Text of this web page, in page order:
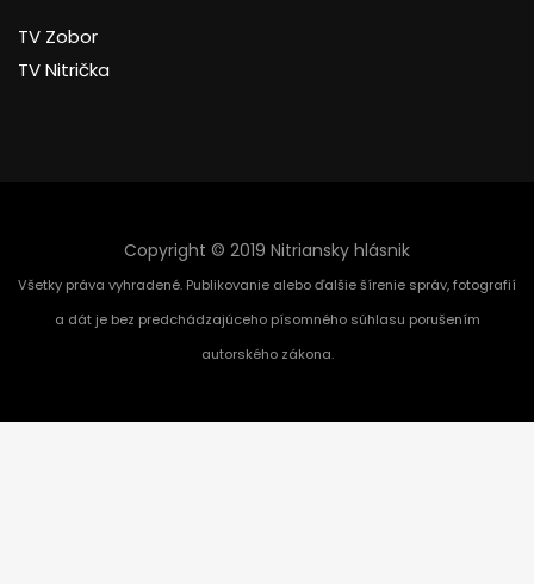
TV Zobor
TV Nitrička
Copyright © 2019 Nitriansky hlásnik
Všetky práva vyhradené. Publikovanie alebo ďalšie šírenie správ, fotografií
a dát je bez predchádzajúceho písomného súhlasu porušením
autorského zákona.